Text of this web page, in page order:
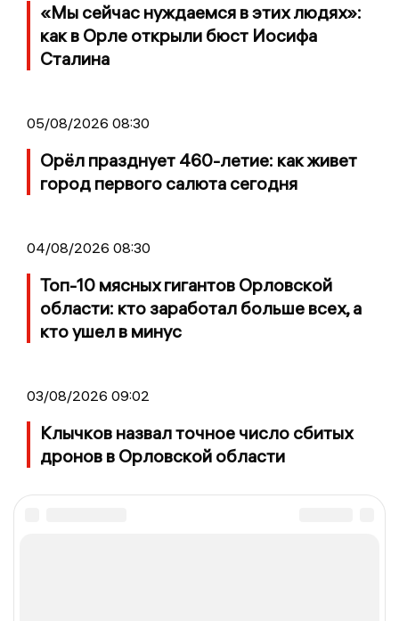
«Мы сейчас нуждаемся в этих людях»:
как в Орле открыли бюст Иосифа
Сталина
05/08/2026 08:30
Орёл празднует 460-летие: как живет
город первого салюта сегодня
04/08/2026 08:30
Топ-10 мясных гигантов Орловской
области: кто заработал больше всех, а
кто ушел в минус
03/08/2026 09:02
Клычков назвал точное число сбитых
дронов в Орловской области